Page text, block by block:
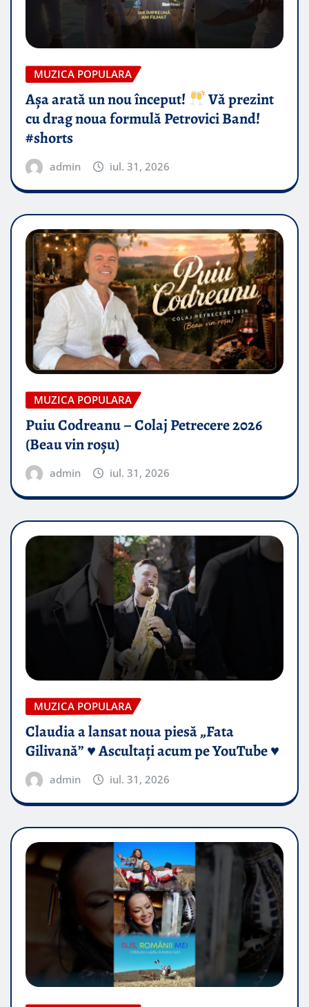
MUZICA POPULARA
Așa arată un nou început!
Vă prezint
cu drag noua formulă Petrovici Band!
#shorts
admin iul. 31, 2026
MUZICA POPULARA
Puiu Codreanu – Colaj Petrecere 2026
(Beau vin roșu)
admin iul. 31, 2026
MUZICA POPULARA
Claudia a lansat noua piesă „Fata
Gilivană” ♥️ Ascultați acum pe YouTube ♥️
admin iul. 31, 2026